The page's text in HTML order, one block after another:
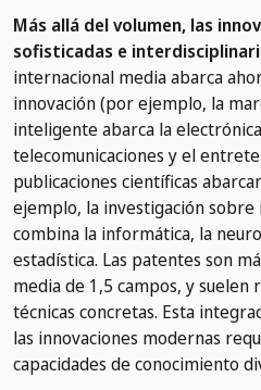
Más allá del volumen, las
sofisticadas e
internacional media abarca
innovación (por ejemplo, la
inteligente abarca la
telecomunicaciones y el
publicaciones científicas
ejemplo, la investigación
combina la informática, la
estadística. Las patentes son
media de 1,5 campos, y suelen
técnicas concretas. Esta
las innovaciones modernas
capacidades de conocimiento